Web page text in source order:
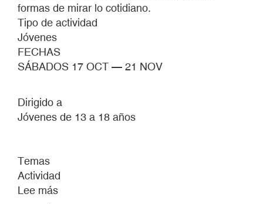
formas de mirar lo cotidiano.
Tipo de actividad
Jóvenes
FECHAS
SÁBADOS 17 OCT — 21 NOV
Dirigido a
Jóvenes de 13 a 18 años
Temas
Actividad
Lee más